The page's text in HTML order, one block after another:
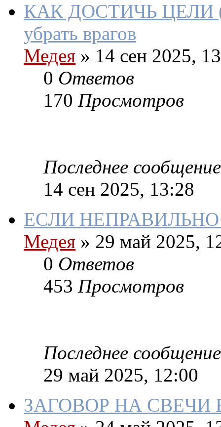
КАК ДОСТИЧЬ ЦЕЛИ
убрать врагов
Медея » 14 сен 2025,
0 Ответов
170 Просмотров
Последнее сообщение
14 сен 2025, 13:28
ЕСЛИ
Медея » 29 май 2025,
0 Ответов
453 Просмотров
Последнее сообщение
29 май 2025, 12:00
ЗАГОВОР НА